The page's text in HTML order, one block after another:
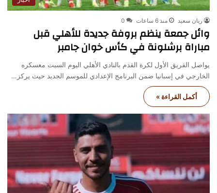
ريان سعيد منذ 6 ساعات 0
وائل جمعة ينظم بروفة جديدة للأهلي قبل
مباراة برشلونة في كأس خوان جامبر
يواصل الفريق الأول لكرة القدم بالنادي الأهلي اليوم السبت معسكره
الخارجي في إسبانيا ضمن البرنامج الإعدادي للموسم الجديد حيث يركز…
أكمل القراءة »